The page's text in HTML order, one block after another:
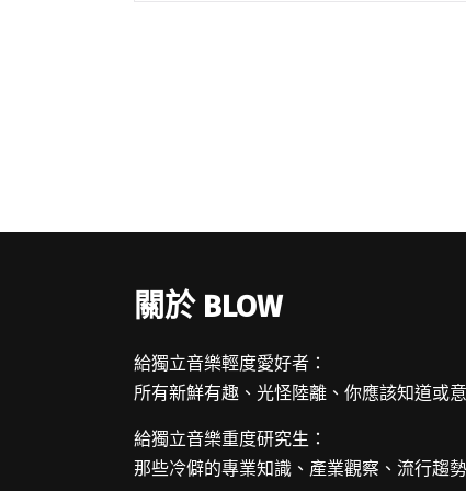
關於 BLOW
給獨立音樂輕度愛好者：
所有新鮮有趣、光怪陸離、你應該知道或
給獨立音樂重度研究生：
那些冷僻的專業知識、產業觀察、流行趨